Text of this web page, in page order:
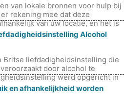
van lokale bronnen voor hulp bij
rekening mee dat deze
van uw locatie, en het is
Alcohol
Britse liefdadigheidsinstelling die
door alcohol te
werd opgericht in
en afhankelijkheid worden